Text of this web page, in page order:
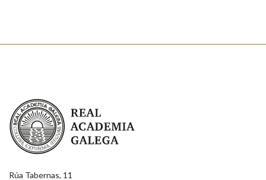
Real Academia Galega
Rúa Tabernas, 11